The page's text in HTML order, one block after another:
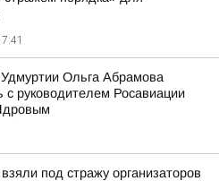
Ольга Абрамова
с руководителем Росавиации
под стражу организаторов